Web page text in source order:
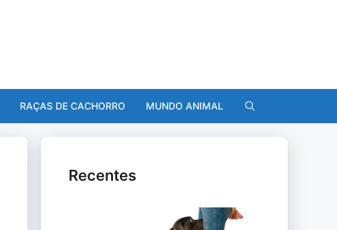
RAÇAS DE CACHORRO MUNDO ANIMAL
Recentes